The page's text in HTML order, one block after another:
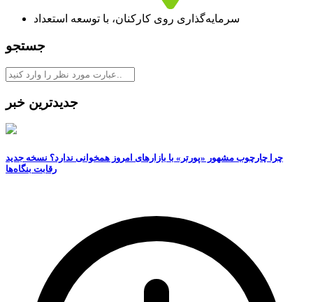
سرمایه‏‏‌گذاری روی کارکنان، با توسعه استعداد
جستجو
جدیدترین خبر
چرا چارچوب مشهور «پورتر» با بازارهای امروز همخوانی ندارد؟ نسخه جدید
رقابت‌ بنگاه‌ها